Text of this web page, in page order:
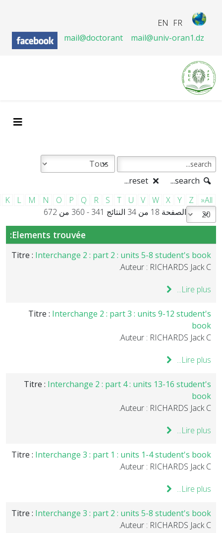
FR
EN
mail@doctorant
mail@univ-oran1.dz
K
L M N O P Q R S T U V W X Y Z
»All
الصفحة 18 من 34 النتائج 341 - 360 من 672
Elements trouvée:
Titre : Interchange 2 : part 2 : units 5-8 student's book
Auteur : RICHARDS Jack C.
Lire plus...
Titre : Interchange 2 : part 3 : units 9-12 student's
book
Auteur : RICHARDS Jack C.
Lire plus...
Titre : Interchange 2 : part 4 : units 13-16 student's
book
Auteur : RICHARDS Jack C.
Lire plus...
Titre : Interchange 3 : part 1 : units 1-4 student's book
Auteur : RICHARDS Jack C.
Lire plus...
Titre : Interchange 3 : part 2 : units 5-8 student's book
Auteur : RICHARDS Jack C.